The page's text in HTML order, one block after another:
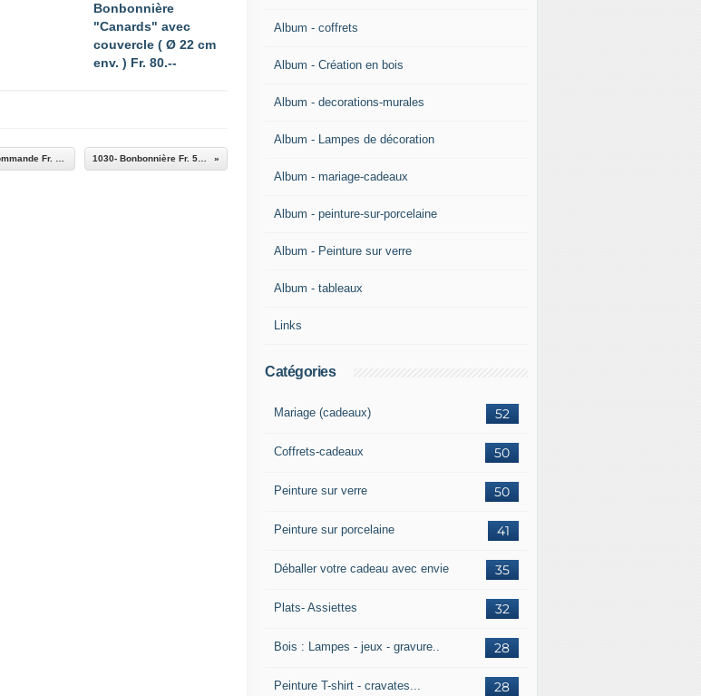
Bonbonnière
"Canards" avec
couvercle ( Ø 22 cm
env. ) Fr. 80.--
Album - coffrets
Album - Création en bois
Album - decorations-murales
Album - Lampes de décoration
Album - mariage-cadeaux
Album - peinture-sur-porcelaine
Album - Peinture sur verre
Album - tableaux
Links
Catégories
52
Mariage (cadeaux)
50
Coffrets-cadeaux
50
Peinture sur verre
41
Peinture sur porcelaine
35
Déballer votre cadeau avec envie
32
Plats- Assiettes
28
Bois : Lampes - jeux - gravure..
28
Peinture T-shirt - cravates...